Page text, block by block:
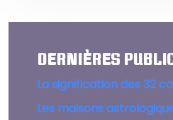
DERNIÈRES
La signification des 32
Les maisons